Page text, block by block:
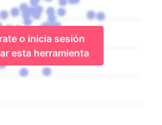
o inicia sesión
esta herramienta